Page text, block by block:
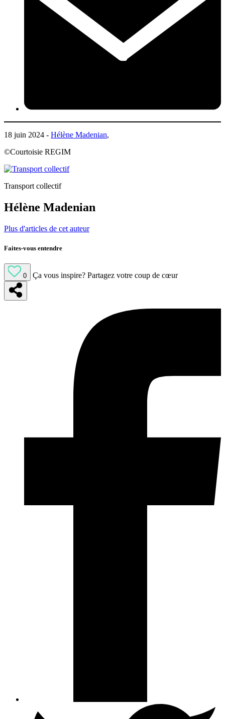
18 juin 2024 - Hélène Madenian,
©Courtoisie REGIM
Transport collectif
Hélène Madenian
Plus d'articles de cet auteur
Faites-vous entendre
0 Ça vous inspire? Partagez votre coup de cœur